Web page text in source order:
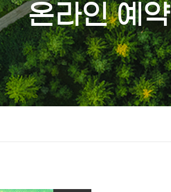
온라인 예약